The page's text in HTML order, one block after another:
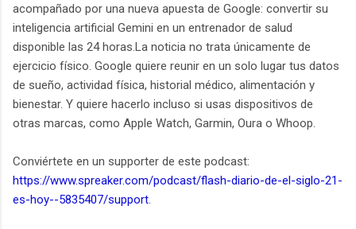
acompañado por una nueva apuesta de Google: convertir su
inteligencia artificial Gemini en un entrenador de salud
disponible las 24 horas.La noticia no trata únicamente de
ejercicio físico. Google quiere reunir en un solo lugar tus datos
de sueño, actividad física, historial médico, alimentación y
bienestar. Y quiere hacerlo incluso si usas dispositivos de
otras marcas, como Apple Watch, Garmin, Oura o Whoop.
Conviértete en un supporter de este podcast:
https://www.spreaker.com/podcast/flash-diario-de-el-siglo-21-
es-hoy--5835407/support.